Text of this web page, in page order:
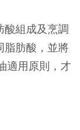
酸組成及烹調
脂肪酸，並將
適用原則，才